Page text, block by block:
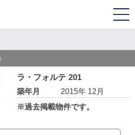
ラ・フォルテ 201
築年月
2015年 12月
※過去掲載物件です。